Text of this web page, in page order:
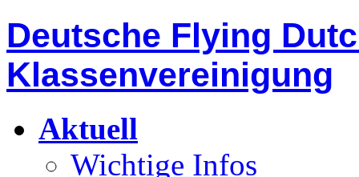
Deutsche Flying
Klassenvereinigung
Aktuell
Wichtige Infos